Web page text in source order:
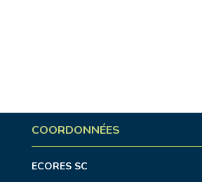
COORDONNÉES
ECORES SC